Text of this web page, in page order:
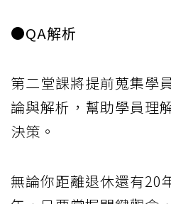
●QA解析
第二堂課將提前蒐集學
論與解析，幫助學員理
決策。
無論你距離退休還有20